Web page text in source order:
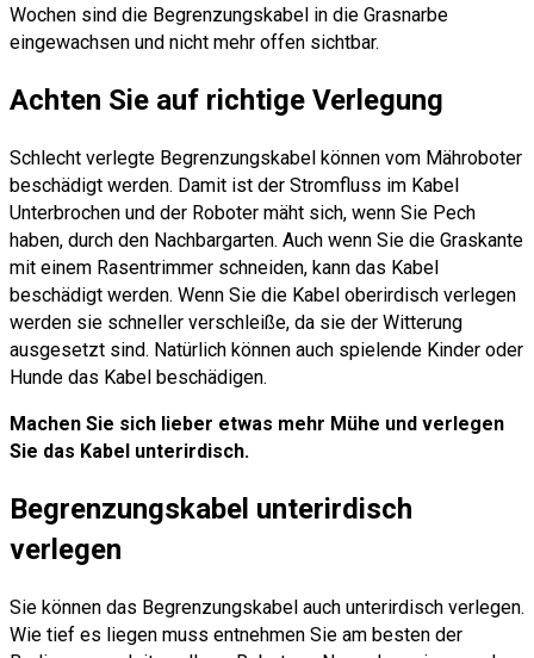
Wochen sind die Begrenzungskabel in die Grasnarbe
eingewachsen und nicht mehr offen sichtbar.
Achten Sie auf richtige Verlegung
Schlecht verlegte Begrenzungskabel können vom Mähroboter
beschädigt werden. Damit ist der Stromfluss im Kabel
Unterbrochen und der Roboter mäht sich, wenn Sie Pech
haben, durch den Nachbargarten. Auch wenn Sie die Graskante
mit einem Rasentrimmer schneiden, kann das Kabel
beschädigt werden. Wenn Sie die Kabel oberirdisch verlegen
werden sie schneller verschleiße, da sie der Witterung
ausgesetzt sind. Natürlich können auch spielende Kinder oder
Hunde das Kabel beschädigen.
Machen Sie sich lieber etwas mehr Mühe und verlegen
Sie das Kabel unterirdisch.
Begrenzungskabel unterirdisch
verlegen
Sie können das Begrenzungskabel auch unterirdisch verlegen.
Wie tief es liegen muss entnehmen Sie am besten der